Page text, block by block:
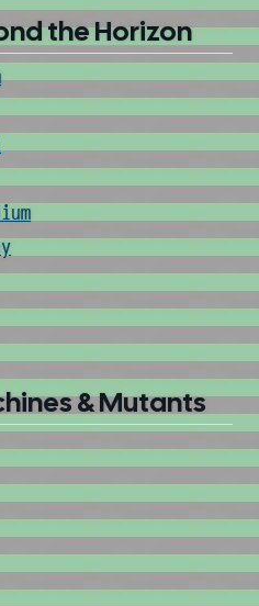
the Horizon
& Mutants